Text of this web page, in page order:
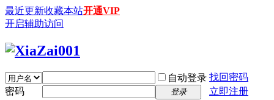
最近更新收藏本站开通VIP
开启辅助访问
自动登录 找回密码
密码
登录 立即注册